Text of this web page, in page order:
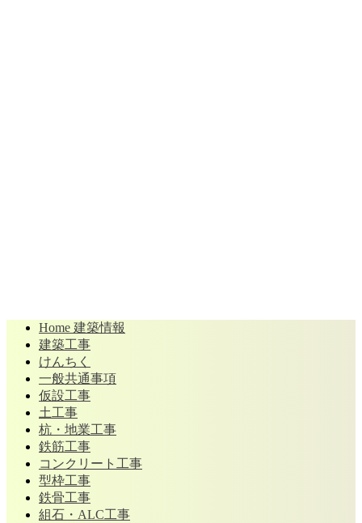
Home 建築情報
建築工事
けんちく
一般共通事項
仮設工事
土工事
杭・地業工事
鉄筋工事
コンクリート工事
型枠工事
鉄骨工事
組石・ALC工事